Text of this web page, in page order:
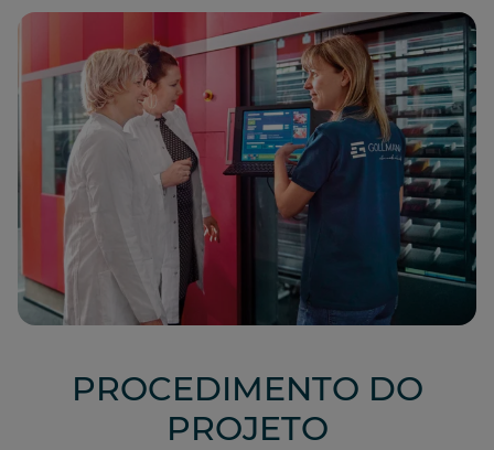
PROCEDIMENTO DO
PROJETO